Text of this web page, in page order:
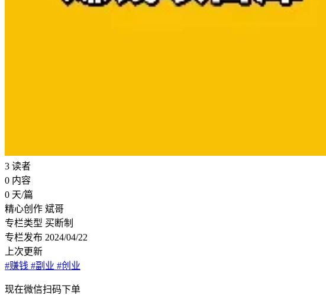
3 读者
0 内容
0 天/篇
精心创作 斌哥
专栏类型 买断制
专栏发布 2024/04/22
上次更新
#赚钱 #副业 #创业
现在微信扫码下单